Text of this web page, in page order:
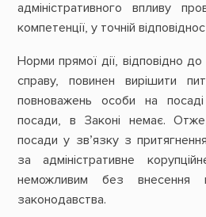
адміністративного впливу
компетенції, у точній
Норми прямої дії, відповідно
справу, повинен вирішити
повноважень особи на
посади, в Законі немає.
посади у зв’язку з
за адміністративне
неможливим без внесення
законодавства.